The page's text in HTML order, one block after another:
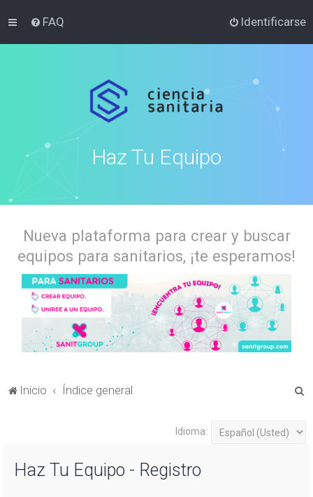
FAQ Identificarse
Haz Tu Equipo
Nueva plataforma para crear y buscar
equipos para sanitarios, ¡te esperamos!
Inicio Índice general
Idioma:
Haz Tu Equipo - Registro